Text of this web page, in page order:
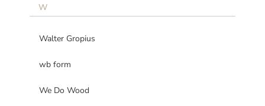
W
Walter Gropius
wb form
We Do Wood